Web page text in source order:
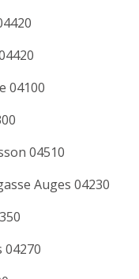
04100
04510
Auges 04230
04270